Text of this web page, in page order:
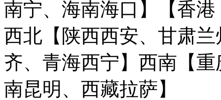
南宁、海南海口】
【香
西北【陕西西安、甘肃
齐、青海西宁】 西南【
南昆明、西藏拉萨】